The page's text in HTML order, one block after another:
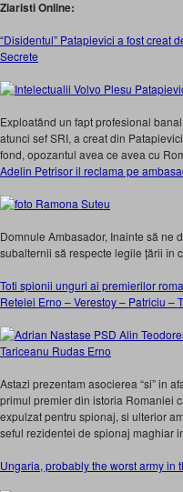
Ziaristi Online:
“Disidentul” Patapievici a fost creat
Secrete
Exploatând un fapt profesional
atunci sef SRI, a creat din
fond, opozantul avea ce avea cu
Adelin Petrisor il reclama pe
Domnule Ambasador, Inainte să ne
subalternii să respecte legile țării în
Toti spionii unguri ai premierilor
Retelei Erno – Verestoy – Patriciu –
Astazi prezentam asocierea “si” in
primul premier din istoria Romaniei
expulzat pentru spionaj, si ulterior
seful rezidentei de spionaj maghiar
Ungaria, probably the worst army in